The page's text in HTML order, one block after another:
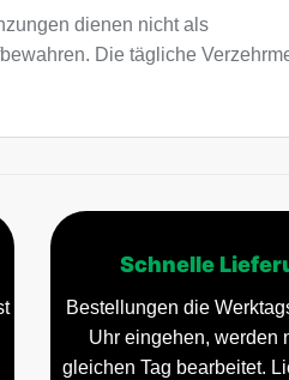
dienen nicht als
Die tägliche
Schnelle
Bestellungen die
Uhr eingehen, werden
gleichen Tag bearbeitet.